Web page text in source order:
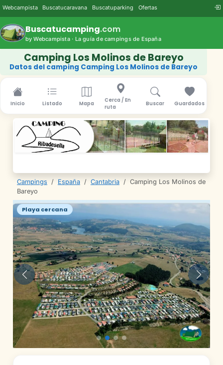
Webcampista Buscatucaravana Buscatuparking Ofertas
Buscatucamping.com
by Webcampista · La guía de campings de España
Camping Los Molinos de Bareyo
Datos del camping Camping Los Molinos de Bareyo
Inicio Listado Mapa
Cerca / En
ruta
Buscar Guardados
Campings / España / Cantabria / Camping Los Molinos de
Bareyo
Playa cercana
Anterior